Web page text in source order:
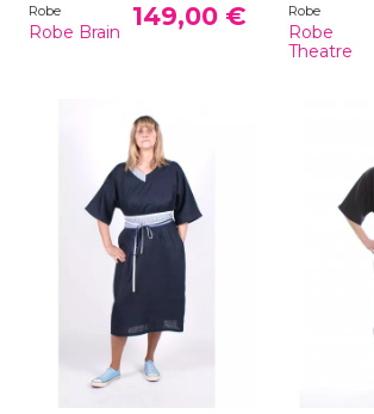
Robe
Robe Brain
149,00 € Robe
Robe
Theatre